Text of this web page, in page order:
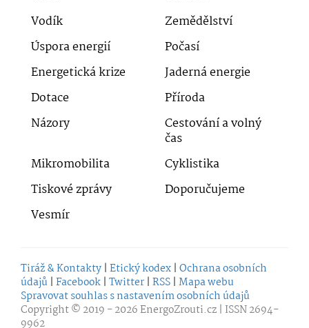
Vodík
Zemědělství
Úspora energií
Počasí
Energetická krize
Jaderná energie
Dotace
Příroda
Názory
Cestování a volný
čas
Mikromobilita
Cyklistika
Tiskové zprávy
Doporučujeme
Vesmír
Tiráž & Kontakty | Etický kodex | Ochrana osobních
údajů | Facebook | Twitter | RSS | Mapa webu
Spravovat souhlas s nastavením osobních údajů
Copyright © 2019 - 2026EnergoZrouti.cz | ISSN 2694-
9962